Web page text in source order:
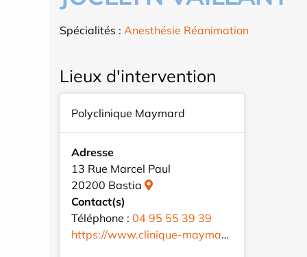
Spécialités : Anesthésie Réanimation
Lieux d'intervention
Polyclinique Maymard
Adresse
13 Rue Marcel Paul
20200 Bastia
Contact(s)
Téléphone : 04 95 55 39 39
https://www.clinique-maymard.com/fr/